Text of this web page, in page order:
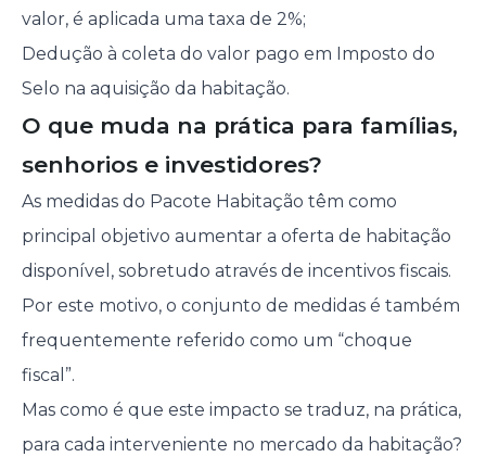
valor, é aplicada uma taxa de 2%;
Dedução à coleta do valor pago em Imposto do
Selo na aquisição da habitação.
O que muda na prática para famílias,
senhorios e investidores?
As medidas do Pacote Habitação têm como
principal objetivo aumentar a oferta de habitação
disponível, sobretudo através de incentivos fiscais.
Por este motivo, o conjunto de medidas é também
frequentemente referido como um “choque
fiscal”.
Mas como é que este impacto se traduz, na prática,
para cada interveniente no mercado da habitação?